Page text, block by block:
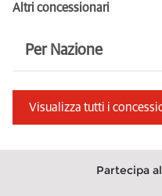
Altri concessionari
Per Nazione
Irlanda
Australia
Visualizza tutti i
Partecipa